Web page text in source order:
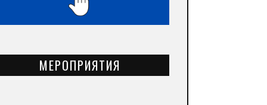
МЕРОПРИЯТИЯ